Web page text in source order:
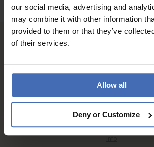
our social media, advertising and
may combine it with other information
provided to them or that they’ve
of their services.
Allow all
Deny or Customize
échelonné (jusqu’à CHF
5'000.-)
info